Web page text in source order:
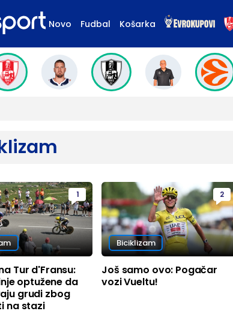
Novo Fudbal Košarka
1
Tur d'Fransu:
optužene da
grudi zbog
na stazi
2
Biciklizam
Još samo ovo: Pogačar
vozi Vueltu!